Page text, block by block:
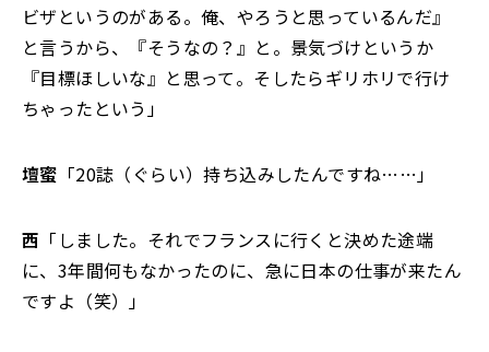
ビザというのがある。俺、やろうと思っているんだ』
と言うから、『そうなの？』と。景気づけというか
『目標ほしいな』と思って。そしたらギリホリで行け
ちゃったという」
壇蜜 「20誌（ぐらい）持ち込みしたんですね……」
西 「しました。それでフランスに行くと決めた途端
に、3年間何もなかったのに、急に日本の仕事が来たん
ですよ（笑）」